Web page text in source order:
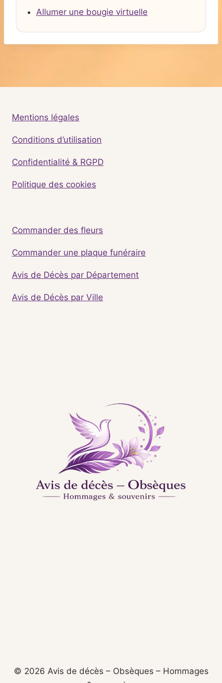
Allumer une bougie virtuelle
Mentions légales
Conditions d’utilisation
Confidentialité & RGPD
Politique des cookies
Commander des fleurs
Commander une plaque funéraire
Avis de Décès par Département
Avis de Décès par Ville
© 2026 Avis de décès – Obsèques – Hommages